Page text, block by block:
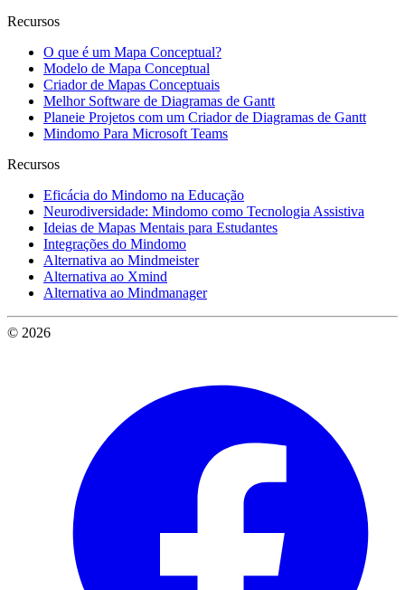
Recursos
O que é um Mapa Conceptual?
Modelo de Mapa Conceptual
Criador de Mapas Conceptuais
Melhor Software de Diagramas de Gantt
Planeie Projetos com um Criador de Diagramas de Gantt
Mindomo Para Microsoft Teams
Recursos
Eficácia do Mindomo na Educação
Neurodiversidade: Mindomo como Tecnologia Assistiva
Ideias de Mapas Mentais para Estudantes
Integrações do Mindomo
Alternativa ao Mindmeister
Alternativa ao Xmind
Alternativa ao Mindmanager
© 2026